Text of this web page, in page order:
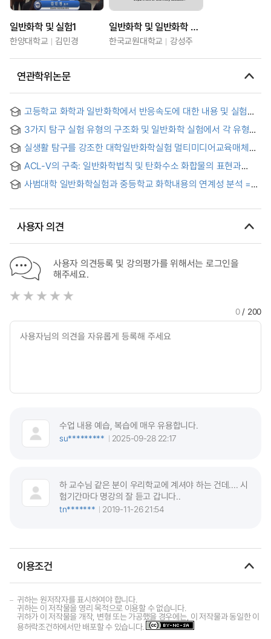
일반화학 및 실험1
한양대학교 김민경
일반화학 및 일반화학 실험
한국교원대학교 강성주
연관학위논문
고등학교 화학과 일반화학에서 반응속도에 대한 내용 및 실험의
비교 고찰
3가지 탐구 실험 유형의 구조화 및 일반화학 실험에서 각 유형별
언어적 상호작용의 분석 = (The) Structurization of three
inquiry-laboratory types and analysis of verbal interaction
according to each type in a introductory chemistry course
실생활 탐구를 강조한 대학일반화학실험 멀티미디어교육매체
개발 및 적용연구 = (The) Study on Development and
Application to Multimedia Education source for College
General Chemistry Experiment Emphasized on Actual life
inquiry
ACL-V의 구축: 일반화학법칙 및 탄화수소 화합물의 표현과
처리를 위한 인공화학실험실의 확장
사범대학 일반화학실험과 중등학교 화학내용의 연계성 분석 =
experiments in teacher's college and secondary school
사용자 의견
사용자 의견등록 및 강의평가를 위해서는 로그인을
해주세요.
0/ 200
수업 내용 예습, 복습에 매우 유용합니다.
su*********
2025-09-28 22:17
하 교수님 같은 분이 우리학교에 계셔야 하는 건데.... 시
험기간마다 명강의 잘 듣고 갑니다..
tn*******
2019-11-26 21:54
이용조건
귀하는 원저작자를 표시하여야 합니다.
귀하는 이 저작물을 영리 목적으로 이용할 수 없습니다.
귀하가 이 저작물을 개작, 변형 또는 가공했을 경우에는, 이 저작물과 동일한 이
용허락조건하에서만 배포할 수 있습니다.